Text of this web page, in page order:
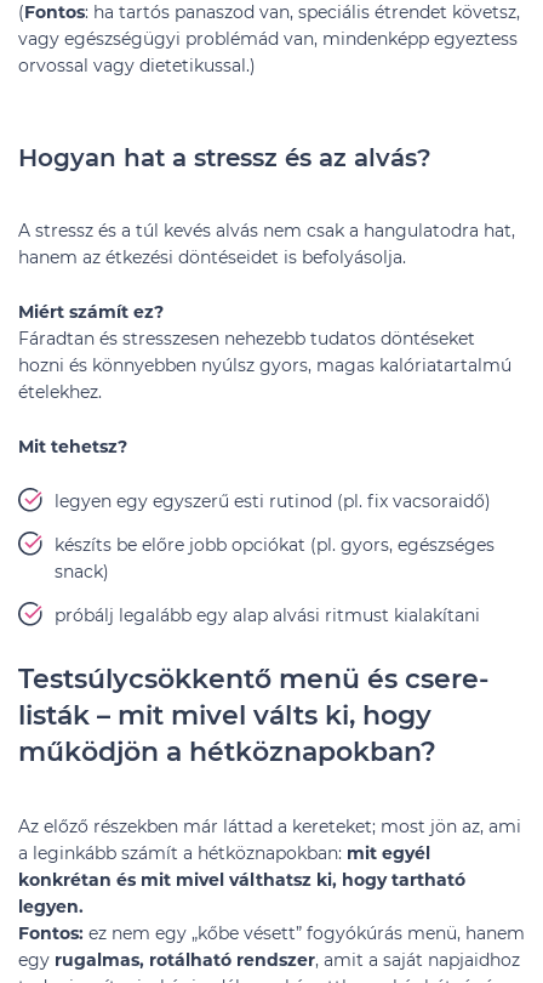
(Fontos: ha tartós panaszod van, speciális étrendet követsz,
vagy egészségügyi problémád van, mindenképp egyeztess
orvossal vagy dietetikussal.)
Hogyan hat a stressz és az alvás?
A stressz és a túl kevés alvás nem csak a hangulatodra hat,
hanem az étkezési döntéseidet is befolyásolja.
Miért számít ez?
Fáradtan és stresszesen nehezebb tudatos döntéseket
hozni és könnyebben nyúlsz gyors, magas kalóriatartalmú
ételekhez.
Mit tehetsz?
legyen egy egyszerű esti rutinod (pl. fix vacsoraidő)
készíts be előre jobb opciókat (pl. gyors, egészséges
snack)
próbálj legalább egy alap alvási ritmust kialakítani
Testsúlycsökkentő menü és csere-
listák – mit mivel válts ki, hogy
működjön a hétköznapokban?
Az előző részekben már láttad a kereteket; most jön az, ami
a leginkább számít a hétköznapokban: mit egyél
konkrétan és mit mivel válthatsz ki, hogy tartható
legyen.
Fontos: ez nem egy „kőbe vésett” fogyókúrás menü, hanem
egy rugalmas, rotálható rendszer, amit a saját napjaidhoz